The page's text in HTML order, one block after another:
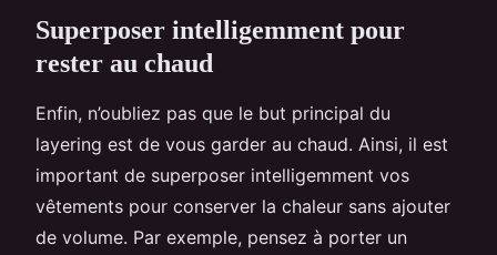
Superposer intelligemment pour
rester au chaud
Enfin, n’oubliez pas que le but principal du
layering est de vous garder au chaud. Ainsi, il est
important de superposer intelligemment vos
vêtements pour conserver la chaleur sans ajouter
de volume. Par exemple, pensez à porter un